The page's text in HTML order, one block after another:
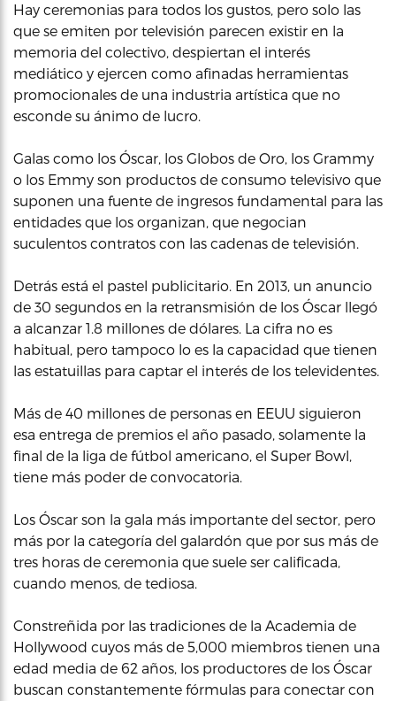
Hay ceremonias para todos los gustos, pero solo las
que se emiten por televisión parecen existir en la
memoria del colectivo, despiertan el interés
mediático y ejercen como afinadas herramientas
promocionales de una industria artística que no
esconde su ánimo de lucro.
Galas como los Óscar, los Globos de Oro, los Grammy
o los Emmy son productos de consumo televisivo que
suponen una fuente de ingresos fundamental para las
entidades que los organizan, que negocian
suculentos contratos con las cadenas de televisión.
Detrás está el pastel publicitario. En 2013, un anuncio
de 30 segundos en la retransmisión de los Óscar llegó
a alcanzar 1.8 millones de dólares. La cifra no es
habitual, pero tampoco lo es la capacidad que tienen
las estatuillas para captar el interés de los televidentes.
Más de 40 millones de personas en EEUU siguieron
esa entrega de premios el año pasado, solamente la
final de la liga de fútbol americano, el Super Bowl,
tiene más poder de convocatoria.
Los Óscar son la gala más importante del sector, pero
más por la categoría del galardón que por sus más de
tres horas de ceremonia que suele ser calificada,
cuando menos, de tediosa.
Constreñida por las tradiciones de la Academia de
Hollywood cuyos más de 5,000 miembros tienen una
edad media de 62 años, los productores de los Óscar
buscan constantemente fórmulas para conectar con